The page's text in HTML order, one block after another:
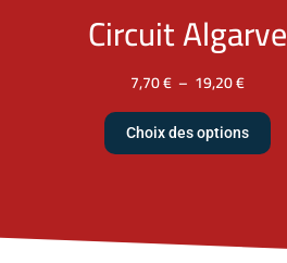
Circuit Algarve
7,70€ – 19,20€
Choix des options